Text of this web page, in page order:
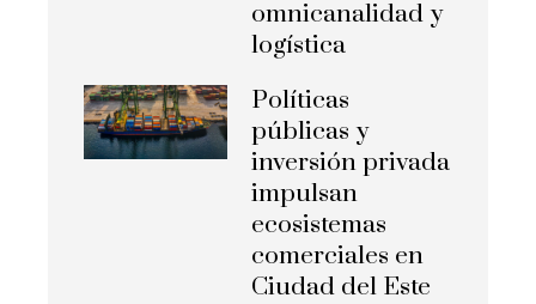
omnicanalidad y
logística
Políticas
públicas y
inversión privada
impulsan
ecosistemas
comerciales en
Ciudad del Este